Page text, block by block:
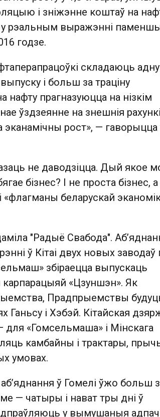
і зніжэнне коштаў на
у рэальным выражэнні
годзе.
складаюць адну
і больш за траціну
нафту прагназуюцца на нізкім
ўздзеянне на знешнія
рост», — гаворыцца
не даводзіцца. Дый якое
бізнес? І не проста бізнес, а
беларускай
"Радыё Свабода".
ў Кітаі двух новых заводаў
збіраецца выпускаць
карпарацыяй «Цзуншэн». Як
Прадпрыемствы
Ганьсу і Хэбэй. Кітайская
«Гомсельмаша» і Мінскага
камбайны і трактары,
умовах.
ў Гомелі ўжо больш
— чатыры і нават тры дні ў
у вымушаныя